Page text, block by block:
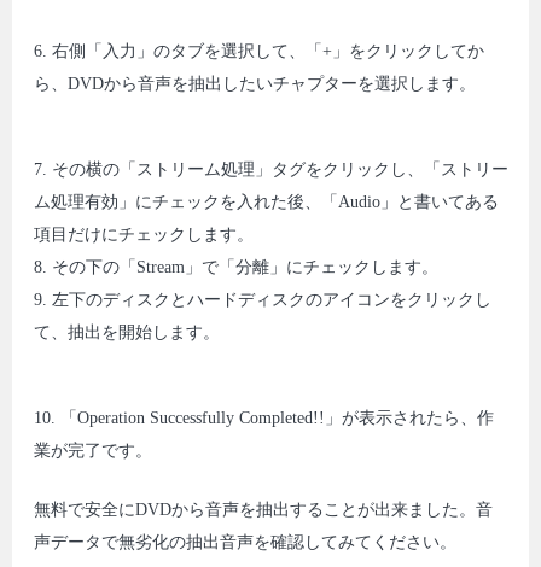
6. 右側「入力」のタブを選択して、「+」をクリックしてか
ら、DVDから音声を抽出したいチャプターを選択します。
7. その横の「ストリーム処理」タグをクリックし、「ストリー
ム処理有効」にチェックを入れた後、「Audio」と書いてある
項目だけにチェックします。
8. その下の「Stream」で「分離」にチェックします。
9. 左下のディスクとハードディスクのアイコンをクリックし
て、抽出を開始します。
10. 「Operation Successfully Completed!!」が表示されたら、作
業が完了です。
無料で安全にDVDから音声を抽出することが出来ました。音
声データで無劣化の抽出音声を確認してみてください。